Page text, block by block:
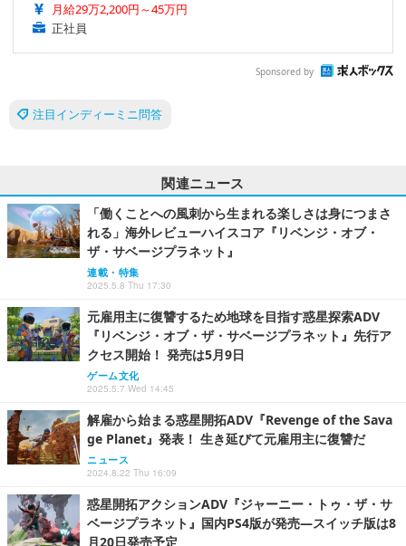
月給29万2,200円～45万円
正社員
Sponsored by
注目インディーミニ問答
関連ニュース
「働くことへの風刺から生まれる楽しさは身につまさ
れる」海外レビューハイスコア『リベンジ・オブ・
ザ・サベージプラネット』
連載・特集
2025.5.8 Thu 17:30
元雇用主に復讐するため地球を目指す惑星探索ADV
『リベンジ・オブ・ザ・サベージプラネット』先行ア
クセス開始！ 発売は5月9日
ゲーム文化
2025.5.7 Wed 14:45
解雇から始まる惑星開拓ADV『Revenge of the Sava
ge Planet』発表！ 生き延びて元雇用主に復讐だ
ニュース
2024.8.22 Thu 16:09
惑星開拓アクションADV『ジャーニー・トゥ・ザ・サ
ベージプラネット』国内PS4版が発売―スイッチ版は8
月20日発売予定